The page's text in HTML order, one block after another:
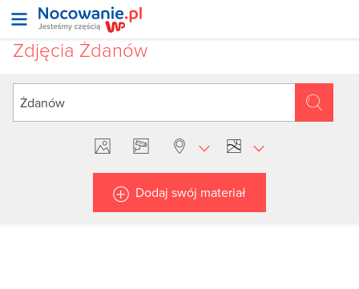
Zdjęcia Żdanów
Dodaj swój materiał